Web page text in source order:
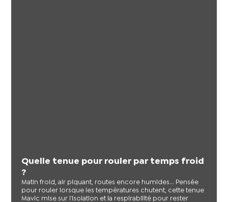
Quelle tenue pour rouler par temps froid
?
Matin froid, air piquant, routes encore humides… Pensée
pour rouler lorsque les températures chutent, cette tenue
Mavic mise sur l’isolation et la respirabilité pour rester